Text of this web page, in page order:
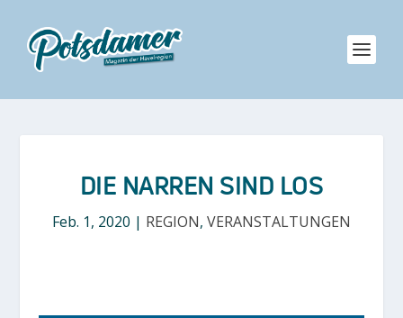
DIE NARREN SIND LOS
Feb. 1, 2020 | REGION, VERANSTALTUNGEN